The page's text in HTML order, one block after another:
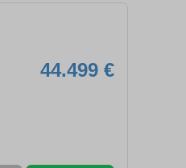
44.499 €